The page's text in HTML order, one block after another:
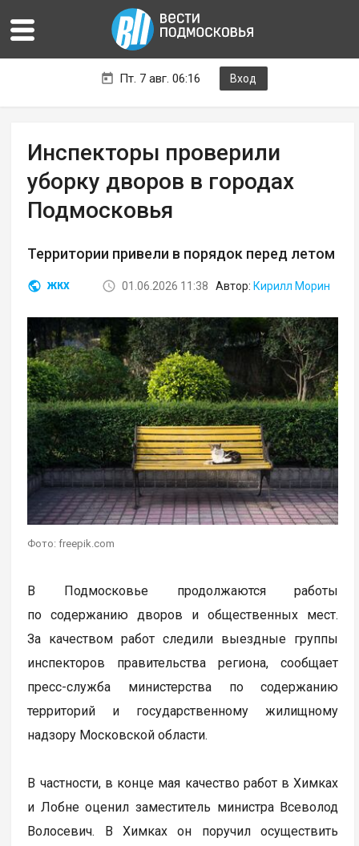
Пт. 7 авг. 06:16 Вход
Инспекторы проверили
уборку дворов в городах
Подмосковья
Территории привели в порядок перед летом
ЖКХ 01.06.2026 11:38 Автор: Кирилл Морин
Фото: freepik.com
В Подмосковье продолжаются работы
по содержанию дворов и общественных мест.
За качеством работ следили выездные группы
инспекторов правительства региона, сообщает
пресс-служба министерства по содержанию
территорий и государственному жилищному
надзору Московской области.
В частности, в конце мая качество работ в Химках
и Лобне оценил заместитель министра Всеволод
Волосевич. В Химках он поручил осуществить